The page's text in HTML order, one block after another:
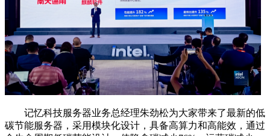
记忆科技服务器业务总经理朱劲松为大家带来了最新的低
碳节能服务器，采用模块化设计，具备高算力和高能效，通过